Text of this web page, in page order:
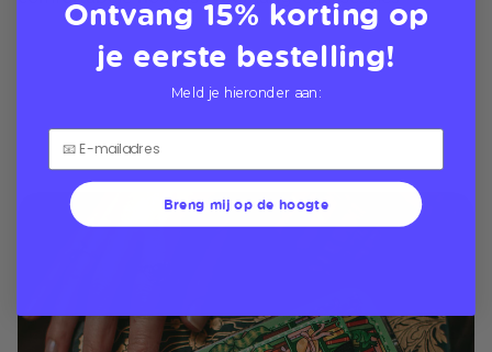
Ontvang 15% korting op
je eerste bestelling!
Meld je hieronder aan:
Breng mij op de hoogte